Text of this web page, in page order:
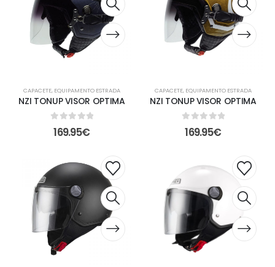
CAPACETE, EQUIPAMENTO ESTRADA
NZI TONUP VISOR OPTIMA
0out of 5
169.95€
CAPACETE, EQUIPAMENTO ESTRADA
NZI TONUP VISOR OPTIMA
0out of 5
169.95€